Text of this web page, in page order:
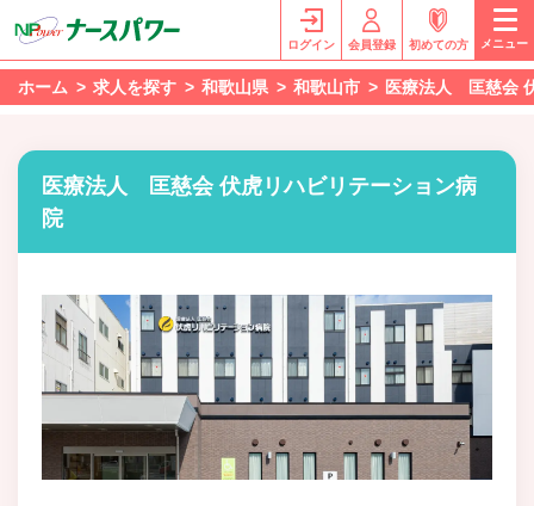
ログイン 会員登録 初めての方 メニュー
ホーム 求人を探す 和歌山県 和歌山市 医療法人 匡慈会
医療法人 匡慈会 伏虎リハビリテーション病
院